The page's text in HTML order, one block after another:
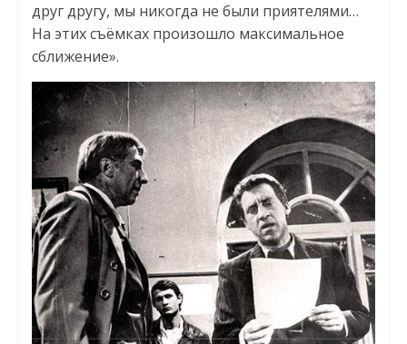
друг другу, мы никогда не были приятелями…
На этих съёмках произошло максимальное
сближение».